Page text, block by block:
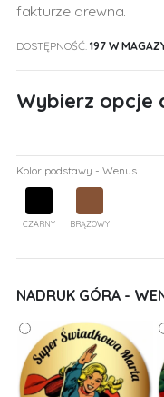
fakturze drewna.
DOSTĘPNOŚĆ: 197 W
Wybierz opcje
Kolor podstawy - Wenus
CZARNY BRĄZOWY
NADRUK GÓRA -